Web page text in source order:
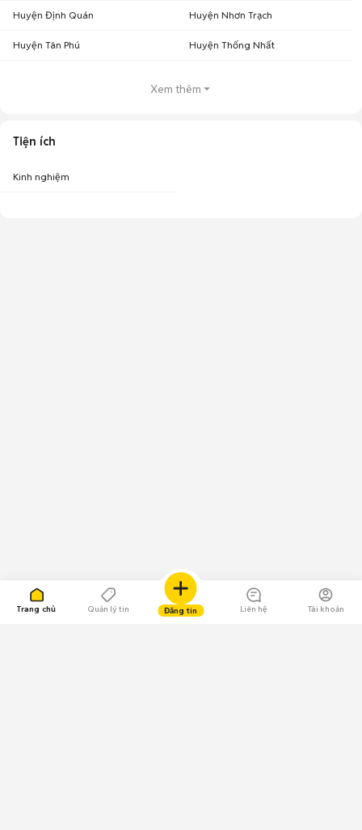
Trang chủ Quản lý tin Đăng tin Liên hệ Tài khoản
Huyện Định Quán Huyện Nhơn Trạch
Huyện Tân Phú Huyện Thống Nhất
Xem thêm
Tiện ích
Kinh nghiệm